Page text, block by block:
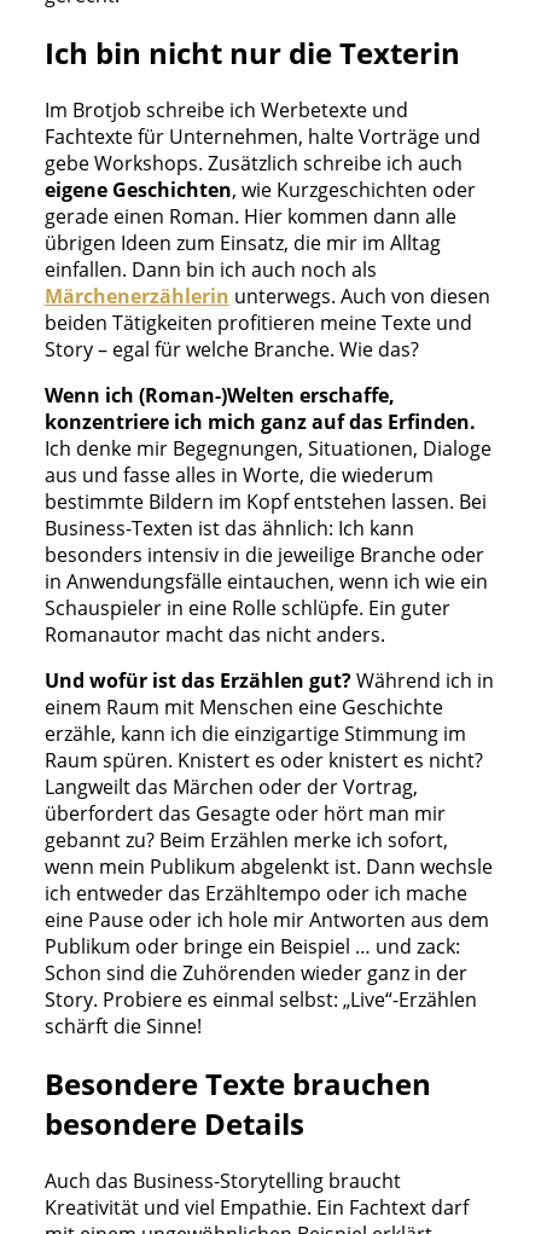
Ich bin nicht nur die Texterin
Im Brotjob schreibe ich Werbetexte und
Fachtexte für Unternehmen, halte Vorträge und
gebe Workshops. Zusätzlich schreibe ich auch
eigene Geschichten, wie Kurzgeschichten oder
gerade einen Roman. Hier kommen dann alle
übrigen Ideen zum Einsatz, die mir im Alltag
einfallen. Dann bin ich auch noch als
Märchenerzählerin unterwegs. Auch von diesen
beiden Tätigkeiten profitieren meine Texte und
Story – egal für welche Branche. Wie das?
Wenn ich (Roman-)Welten erschaffe,
konzentriere ich mich ganz auf das Erfinden.
Ich denke mir Begegnungen, Situationen, Dialoge
aus und fasse alles in Worte, die wiederum
bestimmte Bildern im Kopf entstehen lassen. Bei
Business-Texten ist das ähnlich: Ich kann
besonders intensiv in die jeweilige Branche oder
in Anwendungsfälle eintauchen, wenn ich wie ein
Schauspieler in eine Rolle schlüpfe. Ein guter
Romanautor macht das nicht anders.
Und wofür ist das Erzählen gut?Während ich in
einem Raum mit Menschen eine Geschichte
erzähle, kann ich die einzigartige Stimmung im
Raum spüren. Knistert es oder knistert es nicht?
Langweilt das Märchen oder der Vortrag,
überfordert das Gesagte oder hört man mir
gebannt zu? Beim Erzählen merke ich sofort,
wenn mein Publikum abgelenkt ist. Dann wechsle
ich entweder das Erzähltempo oder ich mache
eine Pause oder ich hole mir Antworten aus dem
Publikum oder bringe ein Beispiel … und zack:
Schon sind die Zuhörenden wieder ganz in der
Story. Probiere es einmal selbst: „Live“-Erzählen
schärft die Sinne!
Besondere Texte brauchen
besondere Details
Auch das Business-Storytelling braucht
Kreativität und viel Empathie. Ein Fachtext darf